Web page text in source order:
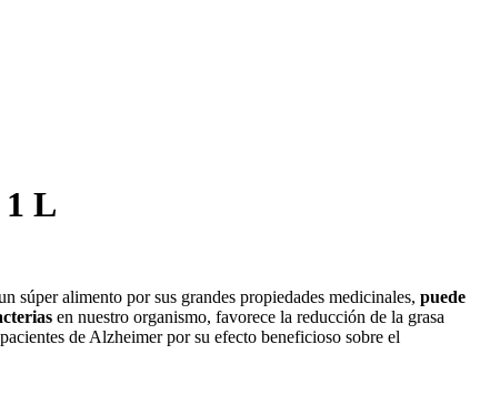
1 L
súper alimento por sus grandes propiedades medicinales, puede
en nuestro organismo, favorece la reducción de la grasa
de Alzheimer por su efecto beneficioso sobre el